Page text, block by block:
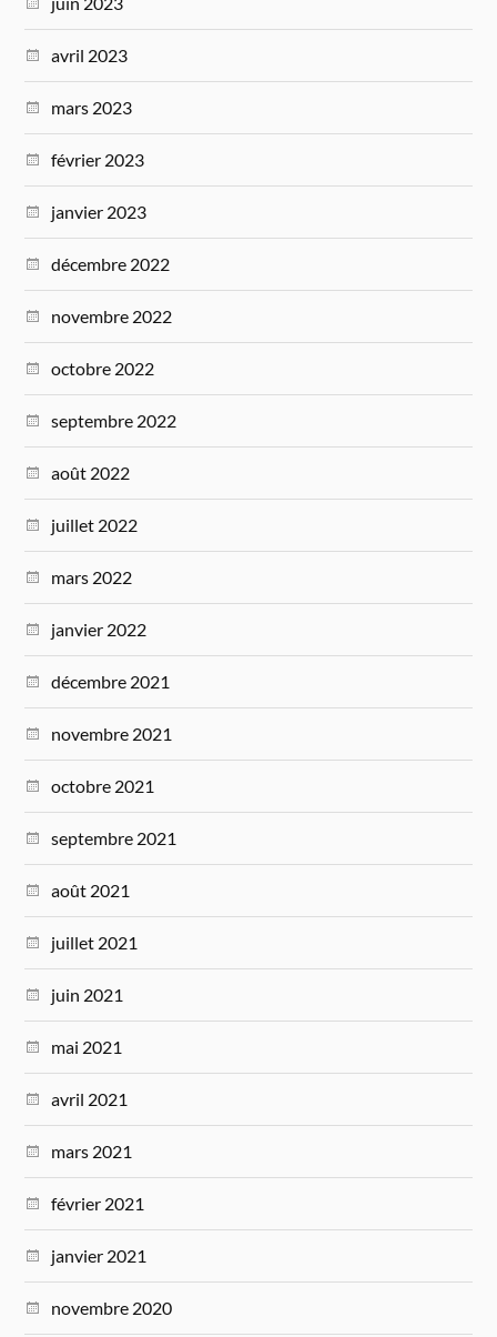
avril 2023
mars 2023
février 2023
janvier 2023
décembre 2022
novembre 2022
octobre 2022
septembre 2022
août 2022
juillet 2022
mars 2022
janvier 2022
décembre 2021
novembre 2021
octobre 2021
septembre 2021
août 2021
juillet 2021
juin 2021
mai 2021
avril 2021
mars 2021
février 2021
janvier 2021
novembre 2020